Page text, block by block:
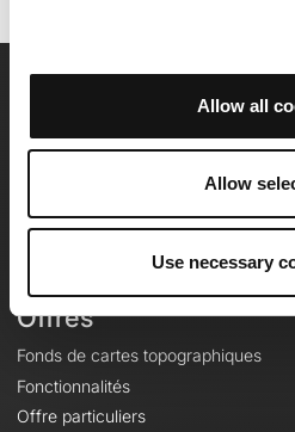
Allow all
Allow
Use necessary
Equipe
Offres
Fonds de cartes topographiques
Fonctionnalités
Offre particuliers